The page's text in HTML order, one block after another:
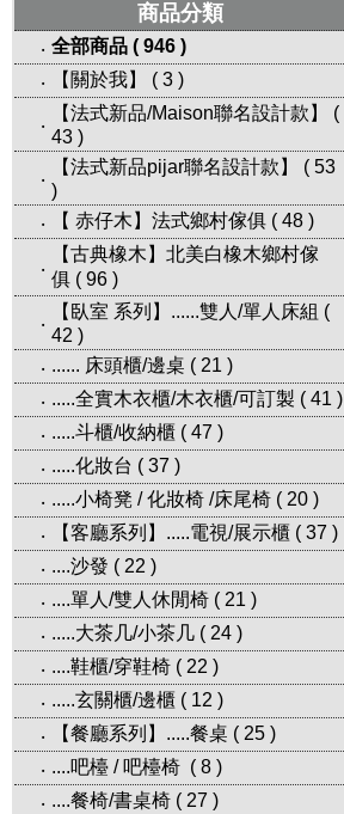
商品分類
‧ 全部商品 ( 946 )
‧
【關於我】 ( 3 )
‧
【法式新品/Maison聯名設計款】
(
43 )
‧
【法式新品pijar聯名設計款】 ( 53
)
‧
【 赤仔木】法式鄉村傢俱 ( 48 )
‧
【古典橡木】北美白橡木鄉村傢
俱 ( 96 )
‧
【臥室 系列】......雙人/單人床組 (
42 )
‧ ...... 床頭櫃/邊桌 ( 21 )
‧ .....全實木衣櫃/木衣櫃/可訂製 ( 41 )
‧ .....斗櫃/收納櫃 ( 47 )
‧ .....化妝台 ( 37 )
‧ .....小椅凳 / 化妝椅 /床尾椅 ( 20 )
‧
【客廳系列】.....電視/展示櫃 ( 37 )
‧ ....沙發 ( 22 )
‧ ....單人/雙人休閒椅 ( 21 )
‧ .....大茶几/小茶几 ( 24 )
‧ ....鞋櫃/穿鞋椅 ( 22 )
‧ .....玄關櫃/邊櫃 ( 12 )
‧
【餐廳系列】.....餐桌 ( 25 )
‧ ....吧檯 / 吧檯椅 ( 8 )
‧ ....餐椅/書桌椅 ( 27 )